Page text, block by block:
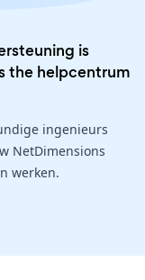
is
the helpcentrum
ingenieurs
NetDimensions
werken.